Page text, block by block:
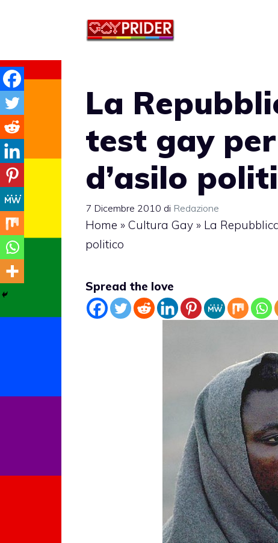
La
test gay
d’asilo
7 Dicembre 2010 di Redazione
Home » Cultura Gay » La
politico
Spread the love